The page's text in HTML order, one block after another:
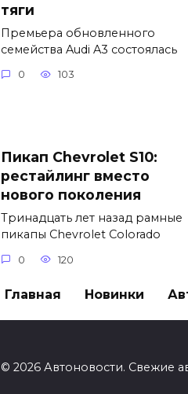
тяги
Премьера обновленного
семейства Audi A3 состоялась
0 103
Пикап Chevrolet S10:
рестайлинг вместо
нового поколения
Тринадцать лет назад рамные
пикапы Chevrolet Colorado
0 120
Главная Новинки
© 2026 Автоновости. Свежие